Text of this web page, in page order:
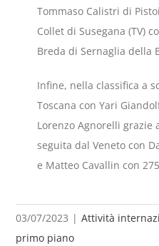
Tommaso Calistri di
Collet di Susegana (TV)
Breda di Sernaglia della
Infine, nella classifica a
Toscana con Yari
Lorenzo Agnorelli grazie
seguita dal Veneto con
e Matteo Cavallin con
03/07/2023 | Attività
primo piano